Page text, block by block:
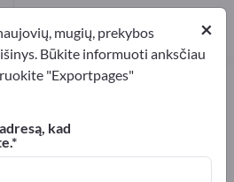
– raskite
Gamintojai
Gamintojai16
Platintojai
×
mugių, prekybos
Būkite informuoti anksčiau
"Exportpages"
kad